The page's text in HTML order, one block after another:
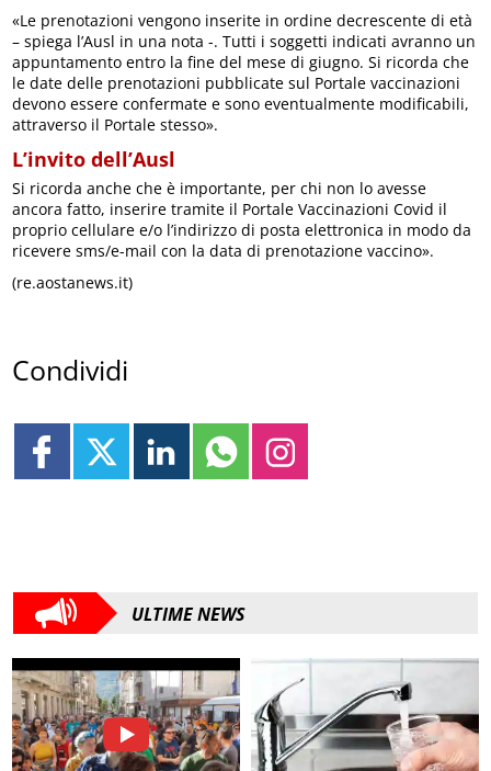
«Le prenotazioni vengono inserite in ordine decrescente di età
– spiega l’Ausl in una nota -. Tutti i soggetti indicati avranno un
appuntamento entro la fine del mese di giugno. Si ricorda che
le date delle prenotazioni pubblicate sul Portale vaccinazioni
devono essere confermate e sono eventualmente modificabili,
attraverso il Portale stesso».
L’invito dell’Ausl
Si ricorda anche che è importante, per chi non lo avesse
ancora fatto, inserire tramite il Portale Vaccinazioni Covid il
proprio cellulare e/o l’indirizzo di posta elettronica in modo da
ricevere sms/e-mail con la data di prenotazione vaccino».
(re.aostanews.it)
Condividi